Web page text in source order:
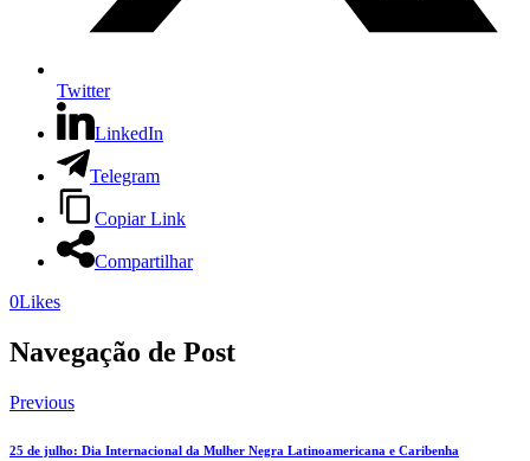
Twitter
LinkedIn
Telegram
Copiar Link
Compartilhar
0Likes
Navegação de Post
Previous
25 de julho: Dia Internacional da Mulher Negra Latinoamericana e Caribenha